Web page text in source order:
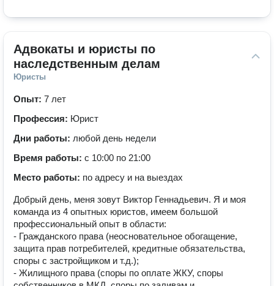
Адвокаты и юристы по
наследственным делам
Юристы
Опыт: 7 лет
Профессия: Юрист
Дни работы: любой день недели
Время работы: с 10:00 по 21:00
Место работы: по адресу и на выездах
Добрый день, меня зовут Виктор Геннадьевич. Я и моя
команда из 4 опытных юристов, имеем большой
профессиональный опыт в области:
- Гражданского права (неосновательное обогащение,
защита прав потребителей, кредитные обязательства,
споры с застройщиком и т.д.);
- Жилищного права (споры по оплате ЖКУ, споры